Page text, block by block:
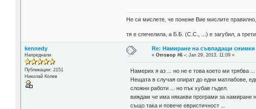
Не си мислете, че понеже Вие мислите
тя е спечелила, а Б.Б. (С.С., ...) е загубил, а
kennedy
Напреднали
Публикации: 2151
Николай Колев
Re: Намиране на съвпадащи снимки
«Отговор #6 -: Jan 29, 2013, 11:09 »
Намерих я аз ... но не е това което ми трябва ...
Нещата в случая опират до едни матлабове,
сложни работи ... но пък хубав гъдел.
виждам че има някакви програми за намиране
също така и повече евристичност ...